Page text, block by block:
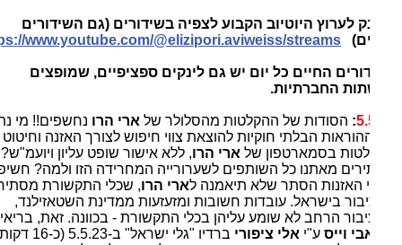
לערוץ היוטיוב הקבוע לצפיה בשידורים (גם השידורים
https://www.youtube.com/@elizipori.aviweiss/streams
החיים כל יום יש גם לינקים ספציפיים, שמופצים
החברתיות.
הסודות של ההקלטות מהסלולר שלארי הרונחשפים!! מי נתן
הבלתי חוקיות להוצאת צווי חיפוש לצורך האזנה וחיטוט
בסמארטפון שלארי הרו, ללא אישור שופט עליון ויועמ"ש? מה
מאתנו כל השותפים לשערורייה המחרידה הזו ולמה? חשיפת
האזנות הסתר שלא תיאמנה לארי הרו, שכלי התקשורת מסתירים
בישראל. עובדות חשובות ומזעזעות ממדינת השטאזילנד,
הרחב לא שומע עליהן בכלי התקשורת - בכוונה. זאת, בריאיון
וייסע"יאלי ציפורי
ברדיו "גלי ישראל" ב-5.5.23 (כ-16 דקות).